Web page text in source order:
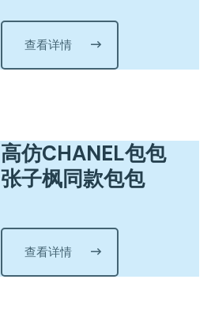
查看详情
高仿CHANEL包包
张子枫同款包包
查看详情